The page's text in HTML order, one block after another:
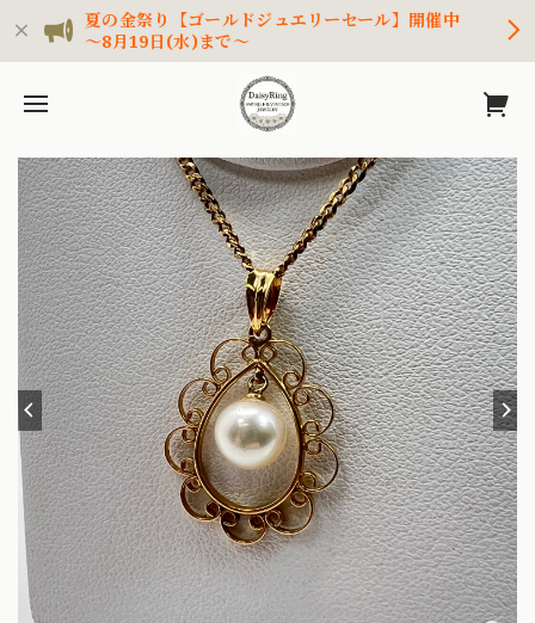
夏の金祭り【ゴールドジュエリーセール】開催中
～8月19日(水)まで～